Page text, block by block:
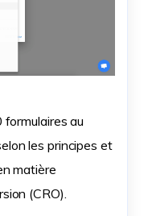
au
les principes et
matière
(CRO).